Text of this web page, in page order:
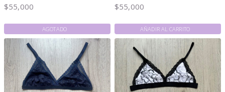
$55,000
AGOTADO
$55,000
AÑADIR AL CARRITO